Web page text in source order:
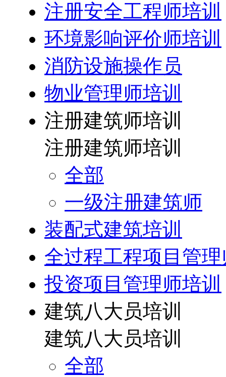
注册安全工程师培训
环境影响评价师培训
消防设施操作员
物业管理师培训
注册建筑师培训
注册建筑师培训
全部
一级注册建筑师
装配式建筑培训
全过程工程项目管理
投资项目管理师培训
建筑八大员培训
建筑八大员培训
全部